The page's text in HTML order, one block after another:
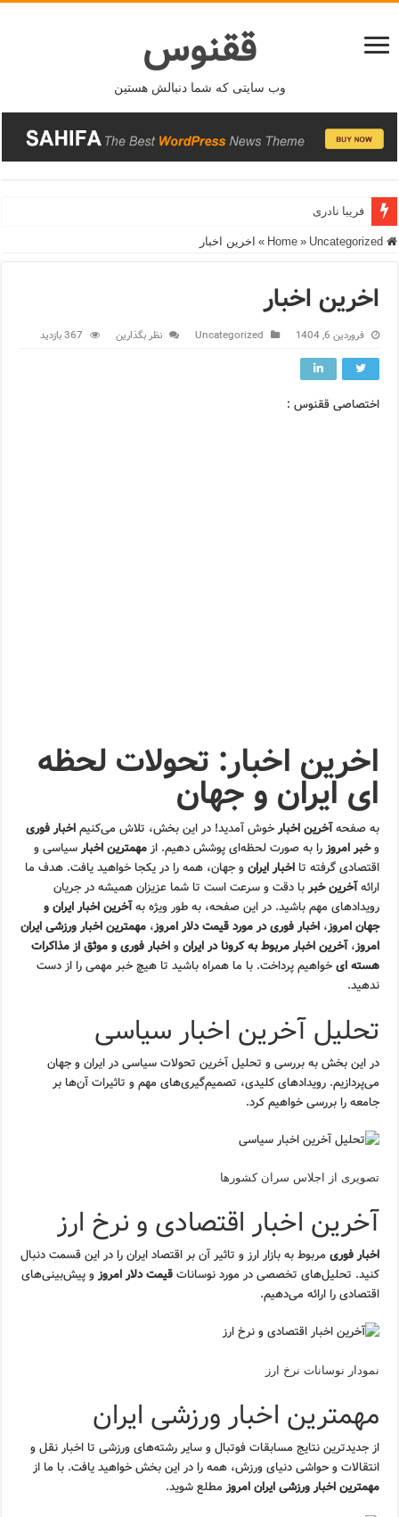
ققنوس
وب سایتی که شما دنبالش هستین
فریبا نادری
» Uncategorized
» اخرین اخبار
اخرین اخبار
فروردین 6, 1404 Uncategorized نظر بگذارین 367 بازدید
اختصاصی ققنوس :
اخرین اخبار: تحولات لحظه
ای ایران و جهان
به صفحهآخرین اخبارخوش آمدید! در این بخش، تلاش می‌کنیماخبار فوری
وخبر امروزرا به صورت لحظه‌ای پوشش دهیم. ازمهمترین اخبارسیاسی و
اقتصادی گرفته تااخبار ایرانو جهان، همه را در یکجا خواهید یافت. هدف ما
ارائهآخرین خبربا دقت و سرعت است تا شما عزیزان همیشه در جریان
رویدادهای مهم باشید. در این صفحه، به طور ویژه بهآخرین اخبار ایران و
جهان امروز،اخبار فوری در مورد قیمت دلار امروز،مهمترین اخبار ورزشی ایران
امروز،آخرین اخبار مربوط به کرونا در ایرانواخبار فوری و موثق از مذاکرات
هسته ایخواهیم پرداخت. با ما همراه باشید تا هیچ خبر مهمی را از دست
ندهید.
تحلیل آخرین اخبار سیاسی
در این بخش به بررسی و تحلیل آخرین تحولات سیاسی در ایران و جهان
می‌پردازیم. رویدادهای کلیدی، تصمیم‌گیری‌های مهم و تاثیرات آن‌ها بر
جامعه را بررسی خواهیم کرد.
تصویری از اجلاس سران کشورها
آخرین اخبار اقتصادی و نرخ ارز
اخبار فوری مربوط به بازار ارز و تاثیر آن بر اقتصاد ایران را در این قسمت دنبال
کنید. تحلیل‌های تخصصی در مورد نوساناتقیمت دلار امروزو پیش‌بینی‌های
اقتصادی را ارائه می‌دهیم.
نمودار نوسانات نرخ ارز
مهمترین اخبار ورزشی ایران
از جدیدترین نتایج مسابقات فوتبال و سایر رشته‌های ورزشی تا اخبار نقل و
انتقالات و حواشی دنیای ورزش، همه را در این بخش خواهید یافت. با ما از
مهمترین اخبار ورزشی ایران امروزمطلع شوید.